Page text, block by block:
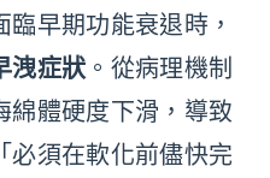
早期功能衰退時，
洩症狀 。從病理機制
綿體硬度下滑，導致
必須在軟化前儘快完